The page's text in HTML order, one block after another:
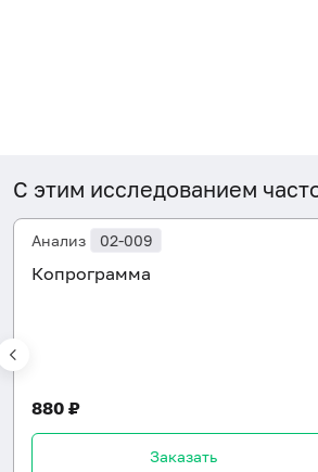
С этим исследованием
Анализ 02-009
Копрограмма
880 ₽
Заказать